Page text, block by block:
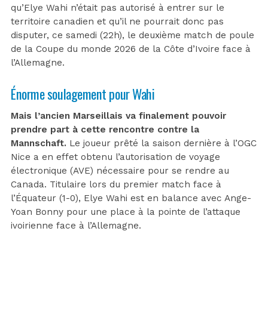
qu’Elye Wahi n’était pas autorisé à entrer sur le
territoire canadien et qu’il ne pourrait donc pas
disputer, ce samedi (22h), le deuxième match de poule
de la Coupe du monde 2026 de la Côte d’Ivoire face à
l’Allemagne.
Énorme soulagement pour Wahi
Mais l’ancien Marseillais va finalement pouvoir
prendre part à cette rencontre contre la
Mannschaft. Le joueur prêté la saison dernière à l’OGC
Nice a en effet obtenu l’autorisation de voyage
électronique (AVE) nécessaire pour se rendre au
Canada. Titulaire lors du premier match face à
l’Équateur (1-0), Elye Wahi est en balance avec Ange-
Yoan Bonny pour une place à la pointe de l’attaque
ivoirienne face à l’Allemagne.